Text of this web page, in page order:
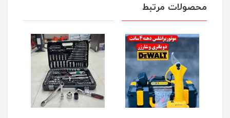
محصولات مرتبط